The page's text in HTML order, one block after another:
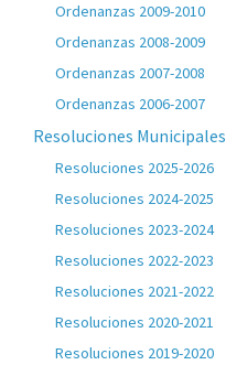
Ordenanzas 2009-2010
Ordenanzas 2008-2009
Ordenanzas 2007-2008
Ordenanzas 2006-2007
Resoluciones Municipales
Resoluciones 2025-2026
Resoluciones 2024-2025
Resoluciones 2023-2024
Resoluciones 2022-2023
Resoluciones 2021-2022
Resoluciones 2020-2021
Resoluciones 2019-2020